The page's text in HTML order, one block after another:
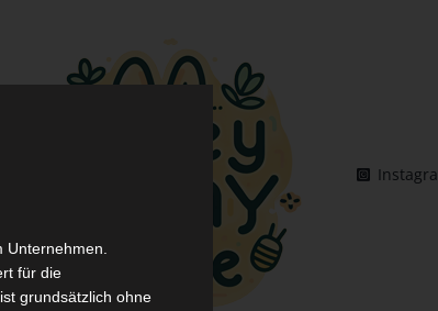
für die
grundsätzlich ohne